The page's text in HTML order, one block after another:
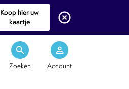
Koop hier uw
kaartje
highlight_off
search
Zoeken
person_outline
Account